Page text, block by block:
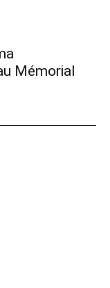
Mémorial